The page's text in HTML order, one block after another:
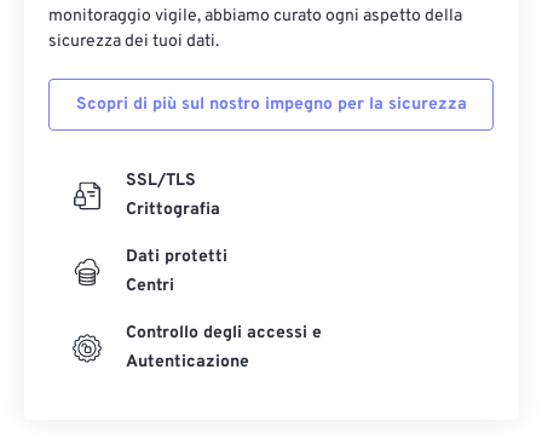
monitoraggio vigile, abbiamo curato ogni aspetto della
sicurezza dei tuoi dati.
Scopri di più sul nostro impegno per la sicurezza
SSL/TLS
Crittografia
Dati protetti
Centri
Controllo degli accessi e
Autenticazione